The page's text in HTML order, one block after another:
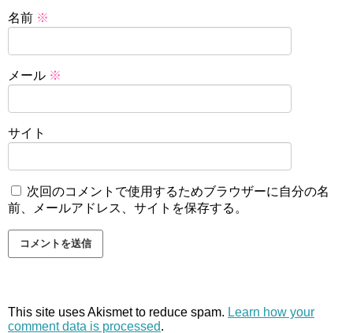
名前 ※
メール ※
サイト
次回のコメントで使用するためブラウザーに自分の名
前、メールアドレス、サイトを保存する。
This site uses Akismet to reduce spam. Learn how your
comment data is processed.